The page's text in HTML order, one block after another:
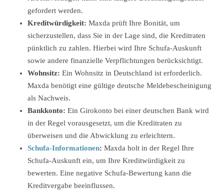
gefordert werden.
Kreditwürdigkeit: Maxda prüft Ihre Bonität, um
sicherzustellen, dass Sie in der Lage sind, die Kreditraten
pünktlich zu zahlen. Hierbei wird Ihre Schufa-Auskunft
sowie andere finanzielle Verpflichtungen berücksichtigt.
Wohnsitz: Ein Wohnsitz in Deutschland ist erforderlich.
Maxda benötigt eine gültige deutsche Meldebescheinigung
als Nachweis.
Bankkonto: Ein Girokonto bei einer deutschen Bank wird
in der Regel vorausgesetzt, um die Kreditraten zu
überweisen und die Abwicklung zu erleichtern.
Schufa-Informationen: Maxda holt in der Regel Ihre
Schufa-Auskunft ein, um Ihre Kreditwürdigkeit zu
bewerten. Eine negative Schufa-Bewertung kann die
Kreditvergabe beeinflussen.